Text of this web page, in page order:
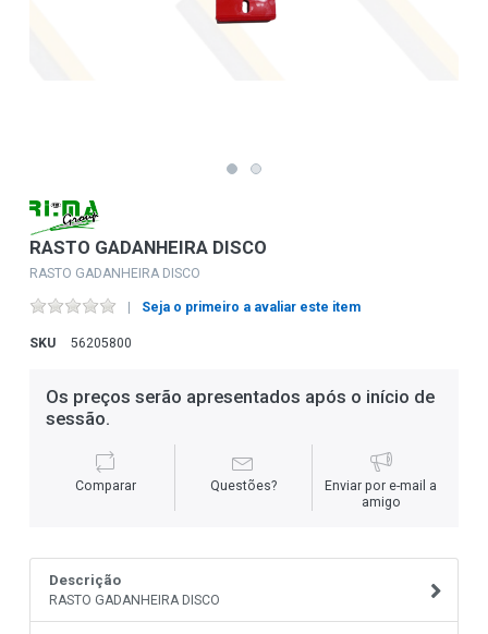
RASTO GADANHEIRA DISCO
RASTO GADANHEIRA DISCO
Seja o primeiro a avaliar este item
SKU 56205800
Os preços serão apresentados após o início de
sessão.
Comparar Questões?
Enviar por e-mail a
amigo
Descrição
RASTO GADANHEIRA DISCO